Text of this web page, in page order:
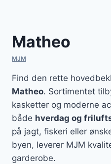
Matheo
MJM
Find den rette
Matheo. Sortimentet
kasketter og moderne
både hverdag og
på jagt, fiskeri eller
byen, leverer MJM
garderobe.